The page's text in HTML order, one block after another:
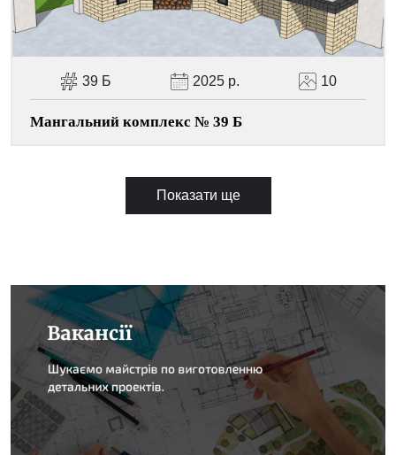
39 Б 2025 р. 10
Мангальний комплекс № 39 Б
Показати ще